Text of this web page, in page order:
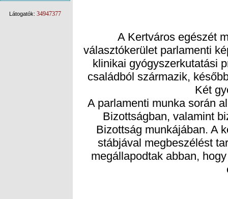
Látogatók: 34947377
A Kertváros egészét
választókerület parlamenti
klinikai gyógyszerkutatási
családból származik,
Két
A parlamenti munka során
Bizottságban, valamint
Bizottság munkájában. A
stábjával megbeszélést
megállapodtak abban,